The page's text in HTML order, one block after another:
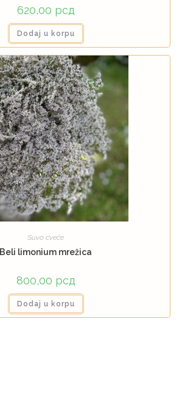
620,00 рсд
Dodaj u korpu
Suvo cveće
Beli limonium mrežica
800,00 рсд
Dodaj u korpu